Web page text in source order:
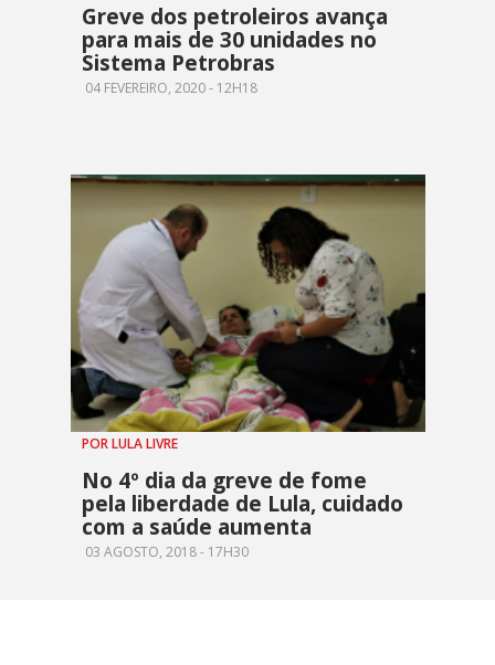
Greve dos petroleiros avança
para mais de 30 unidades no
Sistema Petrobras
04 FEVEREIRO, 2020 - 12H18
POR LULA LIVRE
No 4º dia da greve de fome
pela liberdade de Lula, cuidado
com a saúde aumenta
03 AGOSTO, 2018 - 17H30